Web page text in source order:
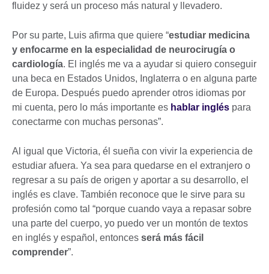
fluidez y será un proceso más natural y llevadero.
Por su parte, Luis afirma que quiere “estudiar medicina
y enfocarme en la especialidad de neurocirugía o
cardiología. El inglés me va a ayudar si quiero conseguir
una beca en Estados Unidos, Inglaterra o en alguna parte
de Europa. Después puedo aprender otros idiomas por
mi cuenta, pero lo más importante es hablar inglés para
conectarme con muchas personas”.
Al igual que Victoria, él sueña con vivir la experiencia de
estudiar afuera. Ya sea para quedarse en el extranjero o
regresar a su país de origen y aportar a su desarrollo, el
inglés es clave. También reconoce que le sirve para su
profesión como tal “porque cuando vaya a repasar sobre
una parte del cuerpo, yo puedo ver un montón de textos
en inglés y español, entonces será más fácil
comprender”.